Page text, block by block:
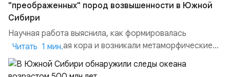
"преображенных" пород возвышенности в Южной
Сибири
Научная работа выяснила, как формировалась
континентальная кора и возникали метаморфические
породы Салаирского кряжа, в состав которых входят
древние лавы, образовавшиеся около 500 миллионов
Читать 1 мин.